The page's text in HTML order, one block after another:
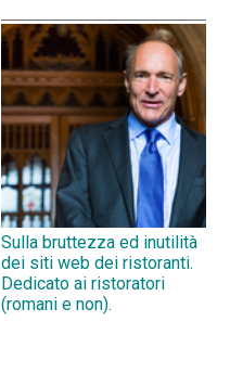
Sulla bruttezza ed inutilità
dei siti web dei ristoranti.
Dedicato ai ristoratori
(romani e non).